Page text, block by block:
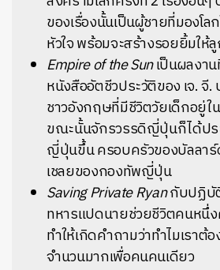
ของเรื่องนั้นเป็นผู้ชายที่มองโล
หัวใจ พร้อมจะสร้างรอยยิ้มให้
Empire of the Sunเป็นผลงา
หนังสืออัตชีวประวัติของ เจ. จี
ชาวอังกฤษที่มีชีวิตวัยเด็กอยู่ใน
ขณะนั้นจักรวรรดิญี่ปุ่นก็ได้ป
ญี่ปุ่นขึ้น ครอบครัวของบัลลา
เชลยของกองทัพญี่ปุ่น
Saving Private Ryanกับปฏิบั
ทหารแปดนายช่วยชีวิตคนหนึ่
ทำให้เกิดคำถามว่าทำไมเราต้
จำนวนมากเพื่อคนคนเดียว